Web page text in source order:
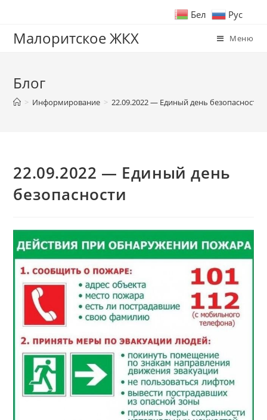
Малоритское ЖКХ Меню
Блог
> Информирование > 22.09.2022 — Единый день безопасности
22.09.2022 — Единый день
безопасности
Бел Рус